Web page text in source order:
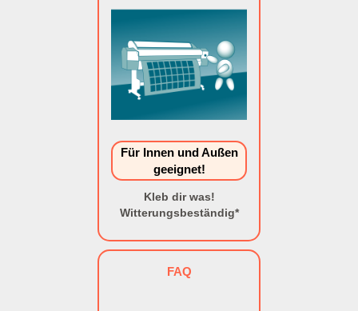
Für Innen und Außen
geeignet!
Kleb dir was!
Witterungsbeständig*
FAQ